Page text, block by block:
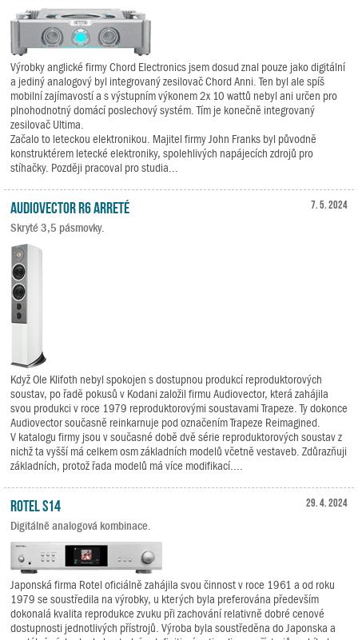
Výrobky anglické firmy Chord Electronics jsem dosud znal pouze jako digitální
a jediný analogový byl integrovaný zesilovač Chord Anni. Ten byl ale spíš
mobilní zajímavostí a s výstupním výkonem 2x 10 wattů nebyl ani určen pro
plnohodnotný domácí poslechový systém. Tím je konečně integrovaný
zesilovač Ultima.
Začalo to leteckou elektronikou. Majitel firmy John Franks byl původně
konstruktérem letecké elektroniky, spolehlivých napájecích zdrojů pro
stíhačky. Později pracoval pro studia...
7. 5. 2024
Audiovector R6 Arreté
Skryté 3,5 pásmovky.
Když Ole Klifoth nebyl spokojen s dostupnou produkcí reproduktorových
soustav, po řadě pokusů v Kodani založil firmu Audiovector, která zahájila
svou produkci v roce 1979 reproduktorovými soustavami Trapeze. Ty dokonce
Audiovector současně reinkarnuje pod označením Trapeze Reimagined.
V katalogu firmy jsou v současné době dvě série reproduktorových soustav z
nichž ta vyšší má celkem osm základních modelů včetně vestaveb. Zdůrazňuji
základních, protož řada modelů má více modifikací....
29. 4. 2024
Rotel S14
Digitálně analogová kombinace.
Japonská firma Rotel oficiálně zahájila svou činnost v roce 1961 a od roku
1979 se soustředila na výrobky, u kterých byla preferována především
dokonalá kvalita reprodukce zvuku při zachování relativně dobré cenové
dostupnosti jednotlivých přístrojů. Výroba byla soustředěna do Japonska a